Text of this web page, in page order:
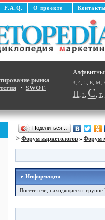
F.A.Q. О проекте
3, 4, C, E, M,
П, Р, С, Т,
рынка
• SWOT-
Поделиться…
Форум маркетологов» Форум
Информация
Посетители, находящиеся в группе